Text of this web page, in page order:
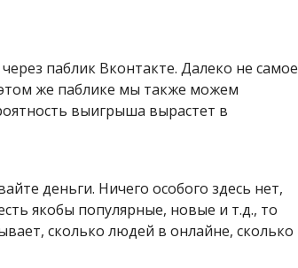
паблик Вконтакте. Далеко не самое
же паблике мы также можем
выигрыша вырастет в
деньги. Ничего особого здесь нет,
якобы популярные, новые и т.д., то
сколько людей в онлайне, сколько